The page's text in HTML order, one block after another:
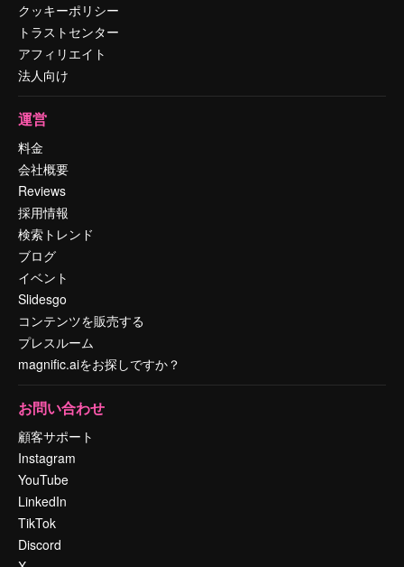
クッキーポリシー
トラストセンター
アフィリエイト
法人向け
運営
料金
会社概要
Reviews
採用情報
検索トレンド
ブログ
イベント
Slidesgo
コンテンツを販売する
プレスルーム
magnific.aiをお探しですか？
お問い合わせ
顧客サポート
Instagram
YouTube
LinkedIn
TikTok
Discord